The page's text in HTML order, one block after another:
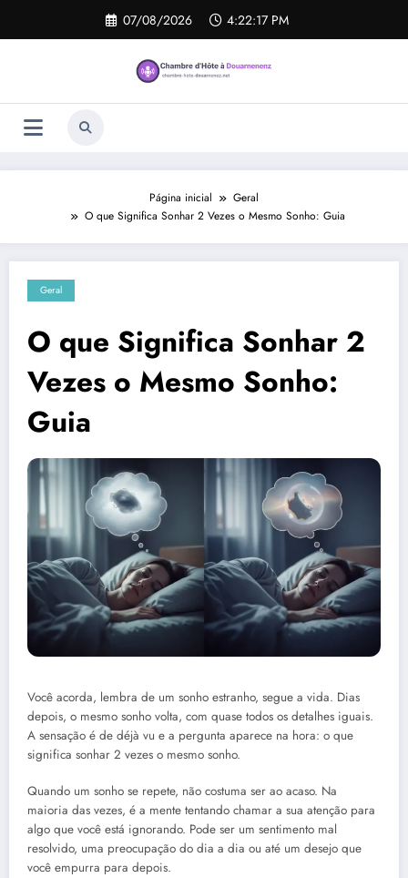
o
07/08/2026 4:22:18 PM
Página inicial
Geral
O que Significa Sonhar 2 Vezes o Mesmo Sonho: Guia
Geral
O que Significa Sonhar 2
Vezes o Mesmo Sonho:
Guia
Você acorda, lembra de um sonho estranho, segue a vida. Dias
depois, o mesmo sonho volta, com quase todos os detalhes iguais.
A sensação é de déjà vu e a pergunta aparece na hora: o que
significa sonhar 2 vezes o mesmo sonho.
Quando um sonho se repete, não costuma ser ao acaso. Na
maioria das vezes, é a mente tentando chamar a sua atenção para
algo que você está ignorando. Pode ser um sentimento mal
resolvido, uma preocupação do dia a dia ou até um desejo que
você empurra para depois.